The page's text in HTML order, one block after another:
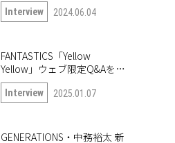
の6人に突撃!!
Interview 2024.06.04
FANTASTICS「Yellow
Yellow」ウェブ限定Q&Aを公
開！
Interview 2025.01.07
GENERATIONS・中務裕太 新